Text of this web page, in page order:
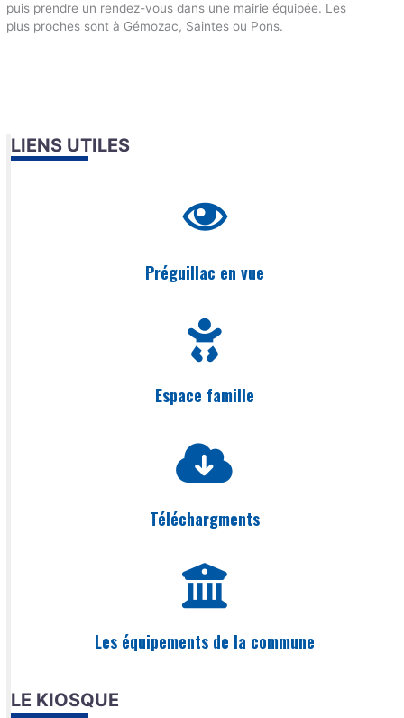
puis prendre un rendez-vous dans une mairie équipée. Les
plus proches sont à Gémozac, Saintes ou Pons.
LIENS UTILES
Préguillac en vue
Espace famille
Téléchargments
Les équipements de la commune
LE KIOSQUE